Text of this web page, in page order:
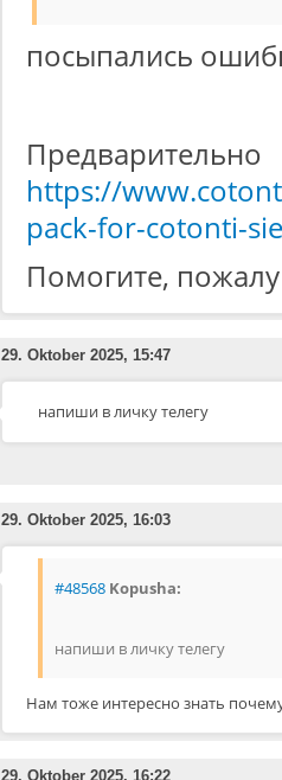
посыпались
https://
pack-for-cotonti-
Помогите,
29. Oktober 2025, 15:47
напиши в личку телегу
29. Oktober 2025, 16:03
#48568 Kopusha:
напиши в личку телегу
Нам тоже интересно знать
29. Oktober 2025, 16:22